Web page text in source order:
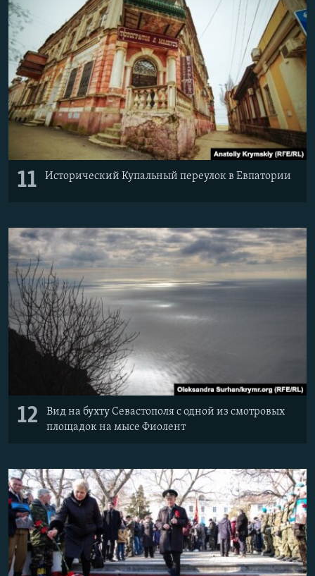
11 Исторический Купальный переулок в Евпатории
12
Вид на бухту Севастополя с одной из смотровых
площадок на мысе Фиолент